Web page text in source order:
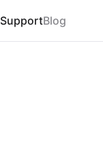
SupportBlog